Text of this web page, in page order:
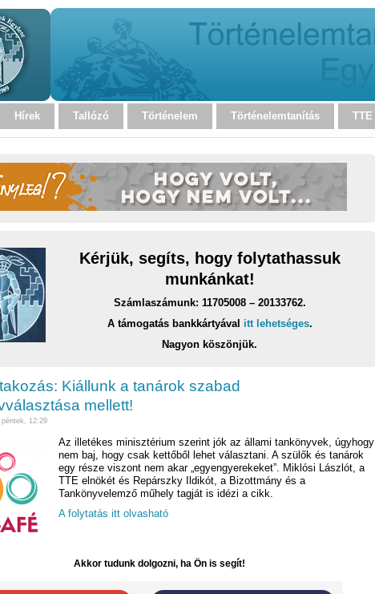
Hírek Tallózó Történelem Történelemtanítás TTE
Kérjük, segíts, hogy folytathassuk
munkánkat!
Számlaszámunk: 11705008 – 20133762.
A támogatás bankkártyával itt lehetséges.
Nagyon köszönjük.
Kiállunk a tanárok szabad
mellett!
12:29
Az illetékes minisztérium szerint jók az állami tankönyvek, úgyhogy
nem baj, hogy csak kettőből lehet választani. A szülők és tanárok
egy része viszont nem akar „egyengyerekeket”. Miklósi Lászlót, a
TTE elnökét és Repárszky Ildikót, a Bizottmány és a
Tankönyvelemző műhely tagját is idézi a cikk.
A folytatás itt olvasható
Akkor tudunk dolgozni, ha Ön is segít!